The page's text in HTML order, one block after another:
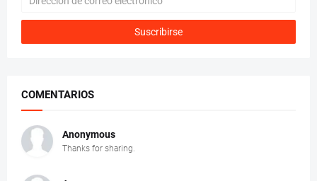
COMENTARIOS
Anonymous
Thanks for sharing.